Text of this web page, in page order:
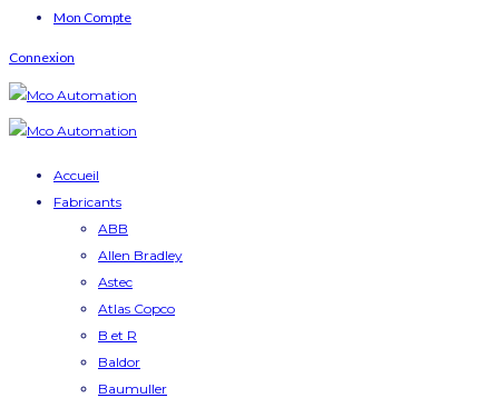
Mon Compte
Connexion
Accueil
Fabricants
ABB
Allen Bradley
Astec
Atlas Copco
B et R
Baldor
Baumuller